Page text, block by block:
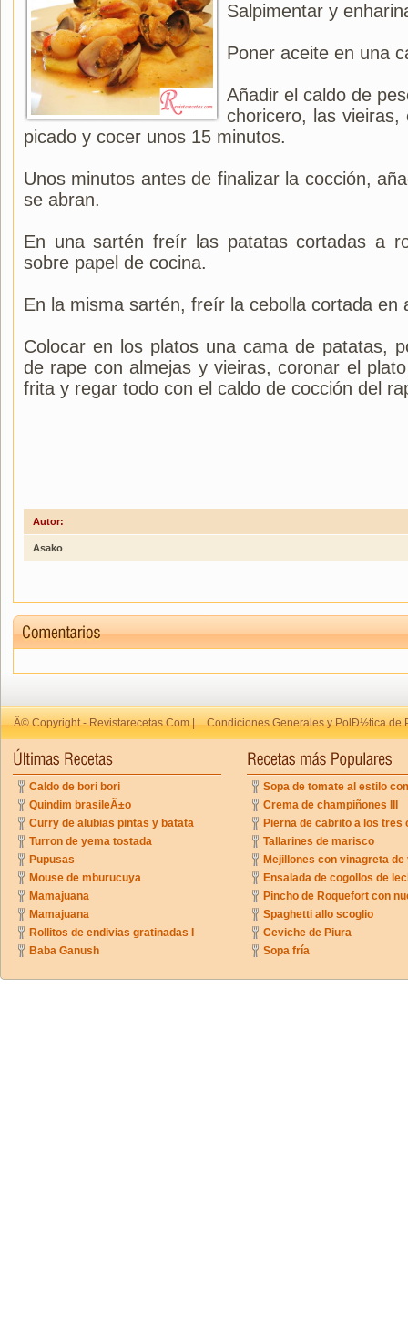
Salpimentar y
Poner aceite en una
Añadir el caldo de
choricero, las
picado y cocer unos 15 minutos.
Unos minutos antes de finalizar la cocción,
se abran.
En una sartén freír las patatas cortadas a
sobre papel de cocina.
En la misma sartén, freír la cebolla cortada en
Colocar en los platos una cama de patatas,
de rape con almejas y vieiras, coronar el
frita y regar todo con el caldo de cocción del
Autor:
Asako
Â© Copyright - Revistarecetas.Com | Condiciones Generales y PolÐ½tica de
Caldo de bori bori
Quindim brasileÃ±o
Curry de alubias pintas y batata
Turron de yema tostada
Pupusas
Mouse de mburucuya
Mamajuana
Mamajuana
Rollitos de endivias gratinadas I
Baba Ganush
Sopa de tomate al estilo
Crema de champiñones III
Pierna de cabrito a los tres
Tallarines de marisco
Mejillones con vinagreta
Ensalada de cogollos de
Pincho de Roquefort con
Spaghetti allo scoglio
Ceviche de Piura
Sopa fría